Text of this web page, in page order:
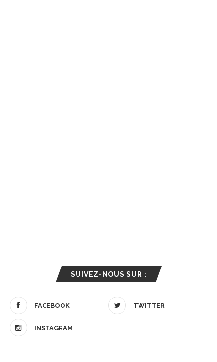
SUIVEZ-NOUS SUR :
FACEBOOK TWITTER
INSTAGRAM